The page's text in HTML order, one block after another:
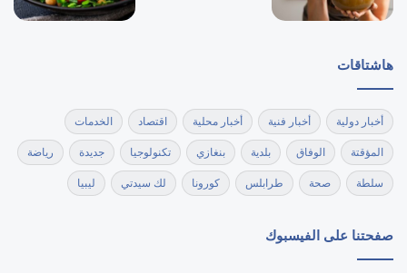
هاشتاقات
أخبار دولية أخبار فنية أخبار محلية اقتصاد الخدمات
المؤقتة الوفاق بلدية بنغازي تكنولوجيا جديدة رياضة
سلطة صحة طرابلس كورونا لك سيدتي ليبيا
صفحتنا على الفيسبوك